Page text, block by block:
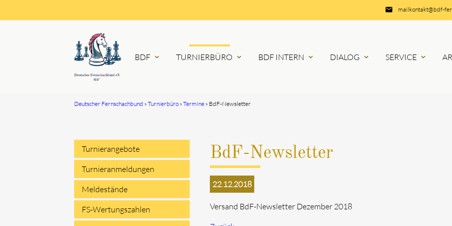
email mailkontakt@bdf-
BDF expand_more TURNIERBÜRO expand_more BDF INTERN expand_more DIALOG expand_more SERVICE expand_more
Deutscher Fernschachbund Turnierbüro Termine BdF-Newsletter
BdF-Newsletter
22.12.2018
Versand BdF-Newsletter Dezember 2018
Navigation
überspringen
Turnierangebote
Turnieranmeldungen
Meldestände
FS-Wertungszahlen